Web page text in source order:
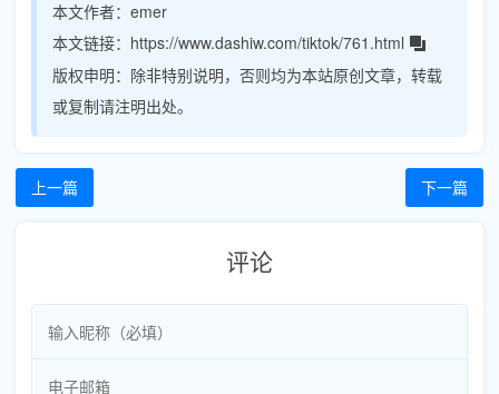
本文作者： emer
本文链接： https://www.dashiw.com/tiktok/761.html
版权申明： 除非特别说明，否则均为本站原创文章，转载
或复制请注明出处。
上一篇 下一篇
评论